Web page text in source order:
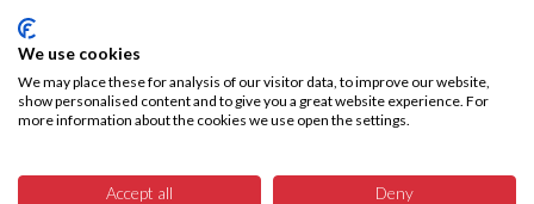
Effiziente Warenbeschaffung leicht gemacht – SKA Tech übernimmt Ihren
We use cookies
We may place these for analysis of our visitor data, to improve our website,
show personalised content and to give you a great website experience. For
more information about the cookies we use open the settings.
Accept all Deny